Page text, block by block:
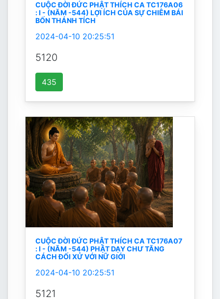
CUỘC ĐỜI ĐỨC PHẬT THÍCH CA TC176A06
: I - (NĂM -544) LỢI ÍCH CỦA SỰ CHIÊM BÁI
BỐN THÁNH TÍCH
2024-04-10 20:25:51
5120
435
CUỘC ĐỜI ĐỨC PHẬT THÍCH CA TC176A07
: I - (NĂM -544) PHẬT DẠY CHƯ TĂNG
CÁCH ĐỐI XỬ VỚI NỮ GIỚI
2024-04-10 20:25:51
5121